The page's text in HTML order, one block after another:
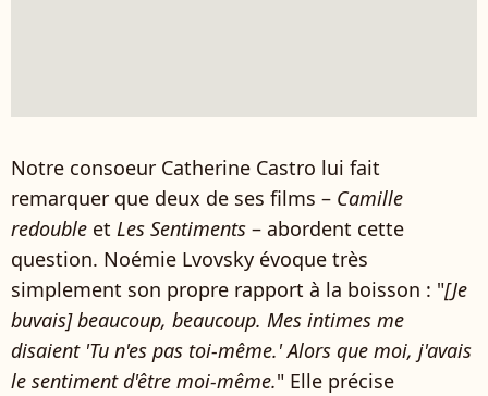
Notre consoeur Catherine Castro lui fait
remarquer que deux de ses films – Camille
redouble et Les Sentiments – abordent cette
question. Noémie Lvovsky évoque très
simplement son propre rapport à la boisson : "[Je
buvais] beaucoup, beaucoup. Mes intimes me
disaient 'Tu n'es pas toi-même.' Alors que moi, j'avais
le sentiment d'être moi-même." Elle précise